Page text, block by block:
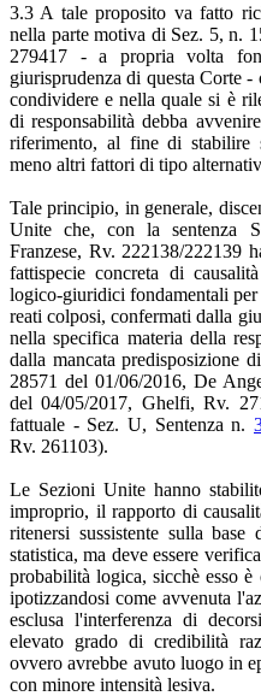
3.3 A tale proposito va fatto
nella parte motiva di Sez. 5, n.
279417 - a propria volta
giurisprudenza di questa Corte
condividere e nella quale si è
di responsabilità debba
riferimento, al fine di stabilire
meno altri fattori di tipo
Tale principio, in generale,
Unite che, con la sentenza
Franzese, Rv. 222138/222139
fattispecie concreta di
logico-giuridici fondamentali
reati colposi, confermati dalla
nella specifica materia della
dalla mancata predisposizione
28571 del 01/06/2016, De
del 04/05/2017, Ghelfi, Rv.
fattuale - Sez. U, Sentenza n.
Rv. 261103).
Le Sezioni Unite hanno
improprio, il rapporto di
ritenersi sussistente sulla
statistica, ma deve essere
probabilità logica, sicchè esso
ipotizzandosi come avvenuta
esclusa l'interferenza di
elevato grado di credibilità
ovvero avrebbe avuto luogo in
con minore intensità lesiva.